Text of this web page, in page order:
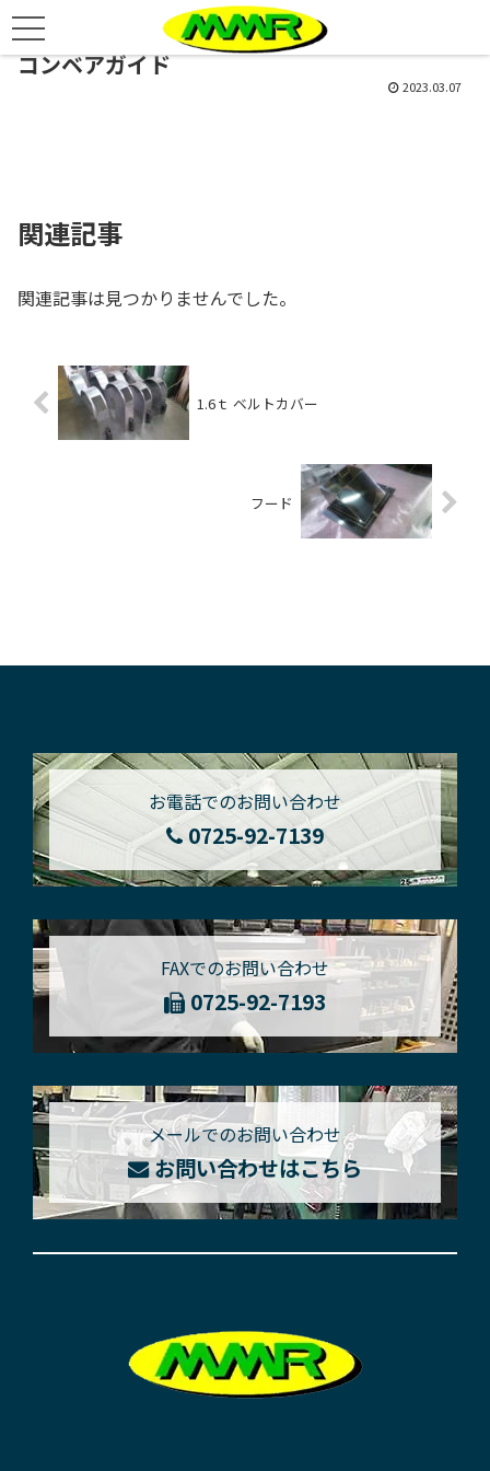
コンベアガイド
2023.03.07
関連記事
関連記事は見つかりませんでした。
1.6ｔ ベルトカバー
フード
お電話でのお問い合わせ
0725-92-7139
FAXでのお問い合わせ
0725-92-7193
メールでのお問い合わせ
お問い合わせはこちら